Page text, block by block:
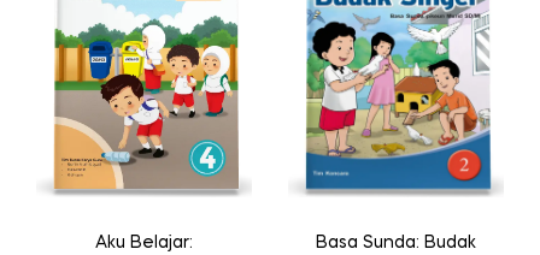
Aku Belajar:
Basa Sunda: Budak